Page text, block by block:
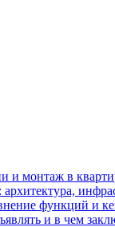
и монтаж в
функций и
и в чем